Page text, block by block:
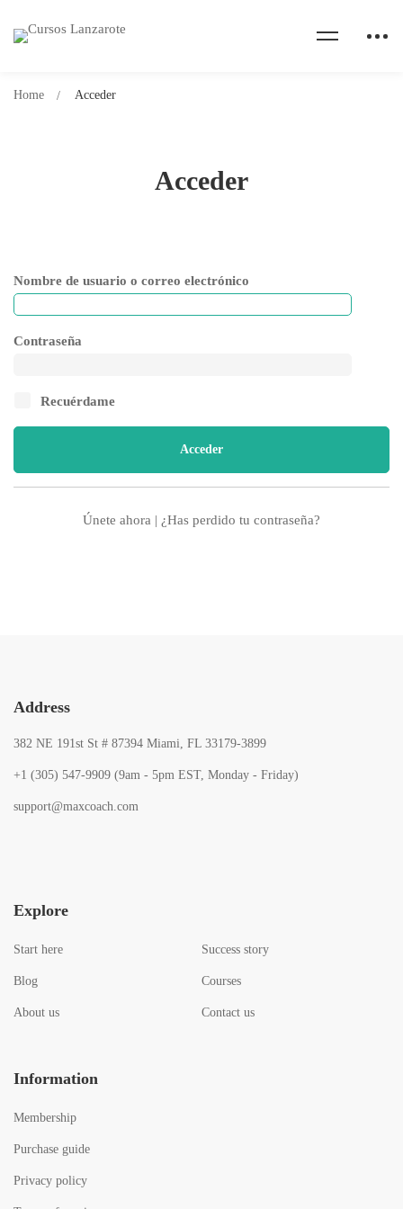
Acceder
Home Acceder
Nombre de usuario o correo electrónico
Contraseña
Recuérdame
Únete ahora | ¿Has perdido tu contraseña?
Address
382 NE 191st St # 87394 Miami, FL 33179-3899
+1 (305) 547-9909 (9am - 5pm EST, Monday - Friday)
support@maxcoach.com
Explore
Start here Success story
Blog Courses
About us Contact us
Information
Membership
Purchase guide
Privacy policy